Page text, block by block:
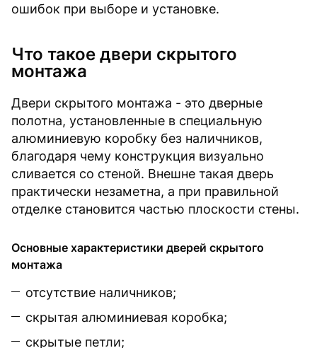
ошибок при выборе и установке.
Что такое двери скрытого
монтажа
Двери скрытого монтажа - это дверные
полотна, установленные в специальную
алюминиевую коробку без наличников,
благодаря чему конструкция визуально
сливается со стеной. Внешне такая дверь
практически незаметна, а при правильной
отделке становится частью плоскости стены.
Основные характеристики дверей скрытого
монтажа
отсутствие наличников;
скрытая алюминиевая коробка;
скрытые петли;